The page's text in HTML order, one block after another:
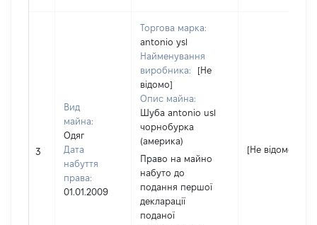
3
Вид
майна:
Одяг
Дата
набуття
права:
01.01.2009
Торгова марка:
antonio ysl
Найменування
виробника:
[Не
відомо]
Опис майна:
Шуба antonio usl
чорнобурка
(америка)
Право на майно
набуто до
подання першої
декларації
поданої
[Не відомо]